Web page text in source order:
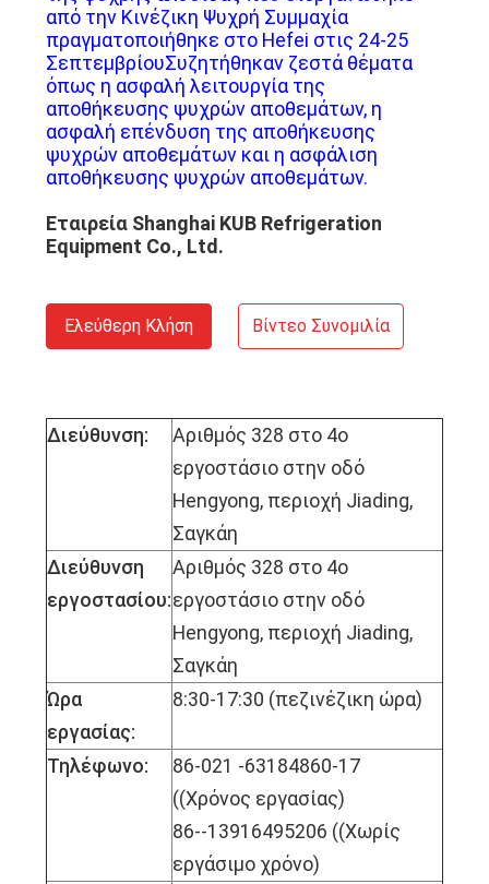
ΑΠΟΡΡΉΤΟΥ
από την Κινέζικη Ψυχρή Συμμαχία
πραγματοποιήθηκε στο Hefei στις 24-25
ΣεπτεμβρίουΣυζητήθηκαν ζεστά θέματα
όπως η ασφαλή λειτουργία της
αποθήκευσης ψυχρών αποθεμάτων, η
ασφαλή επένδυση της αποθήκευσης
ψυχρών αποθεμάτων και η ασφάλιση
αποθήκευσης ψυχρών αποθεμάτων.
Εταιρεία Shanghai KUB Refrigeration
Equipment Co., Ltd.
Ελεύθερη Κλήση Βίντεο Συνομιλία
Διεύθυνση:
Αριθμός 328 στο 4ο
εργοστάσιο στην οδό
Hengyong, περιοχή Jiading,
Σαγκάη
Διεύθυνση
εργοστασίου:
Αριθμός 328 στο 4ο
εργοστάσιο στην οδό
Hengyong, περιοχή Jiading,
Σαγκάη
Ώρα
εργασίας:
8:30-17:30 (πεζινέζικη ώρα)
Τηλέφωνο:
86-021 -63184860-17
((Χρόνος εργασίας)
86--13916495206 ((Χωρίς
εργάσιμο χρόνο)